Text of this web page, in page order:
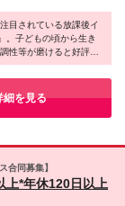
ります。
町 ★New Open！
／早稲田、四谷 中
、門前仲町、東陽
、蒲田駅前、田
、等々力 品川区／
鷹市／三鷹 町田
目されている放課後イ
。子どもの頃から生き
性等が磨けると好評で
好調により事業拡大を
校を目指すとのこと。
ます。社員も会社と共
と感じました。
細を見る
合同募集】
上*年休120日以上